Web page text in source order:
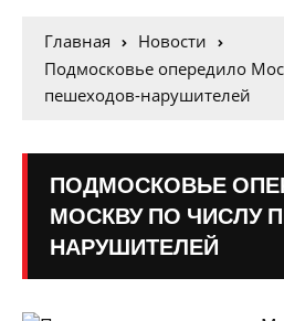
Главная
Новости
Подмосковье опередило
пешеходов-нарушителей
ПОДМОСКОВЬЕ
МОСКВУ ПО ЧИСЛУ
НАРУШИТЕЛЕЙ